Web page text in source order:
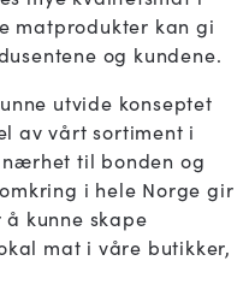
matprodukter kan gi
og kundene.
utvide konseptet
av vårt sortiment i
til bonden og
i hele Norge gir
kunne skape
mat i våre butikker,